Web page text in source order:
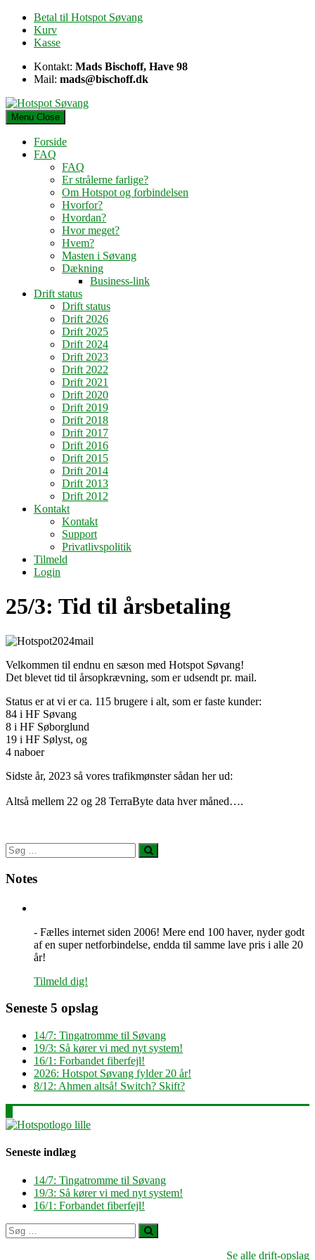
Skip
content
Betal til Hotspot Søvang
Kurv
Kasse
Kontakt: Mads Bischoff, Have 98
Mail: mads@bischoff.dk
Menu Close
Forside
FAQ
FAQ
Er strålerne farlige?
Om Hotspot og forbindelsen
Hvorfor?
Hvordan?
Hvor meget?
Hvem?
Masten i Søvang
Dækning
Business-link
Drift status
Drift status
Drift 2026
Drift 2025
Drift 2024
Drift 2023
Drift 2022
Drift 2021
Drift 2020
Drift 2019
Drift 2018
Drift 2017
Drift 2016
Drift 2015
Drift 2014
Drift 2013
Drift 2012
Kontakt
Kontakt
Support
Privatlivspolitik
Tilmeld
Login
25/3: Tid til årsbetaling
Velkommen til endnu en sæson med Hotspot Søvang!
Det blevet tid til årsopkrævning, som er udsendt pr. mail.
Status er at vi er ca. 115 brugere i alt, som er faste kunder:
84 i HF Søvang
8 i HF Søborglund
19 i HF Sølyst, og
4 naboer
Sidste år, 2023 så vores trafikmønster sådan her ud:
Altså mellem 22 og 28 TerraByte data hver måned….
Notes
- Fælles internet siden 2006! Mere end 100 haver, nyder godt
af en super netforbindelse, endda til samme lave pris i alle 20
år!
Tilmeld dig!
Seneste 5 opslag
14/7: Tingatromme til Søvang
19/3: Så kører vi med nyt system!
16/1: Forbandet fiberfejl!
2026: Hotspot Søvang fylder 20 år!
8/12: Ahmen altså! Switch? Skift?
Seneste indlæg
14/7: Tingatromme til Søvang
19/3: Så kører vi med nyt system!
16/1: Forbandet fiberfejl!
Se alle drift-opslag